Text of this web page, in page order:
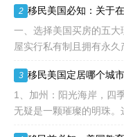
等的限制，所以也愈来
到中国杰出人才的青睐
2 移民美国必知：关于
一、选择美国买房的五
屋实行私有制且拥有永
正实现资产的长久
3 移民美国定居哪个城
1、加州：阳光海岸，四
无疑是一颗璀璨的明珠。